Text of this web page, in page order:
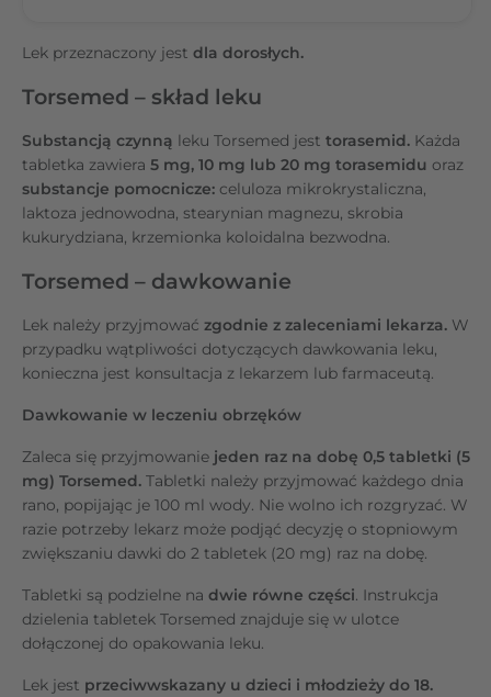
Lek przeznaczony jest dla dorosłych.
Torsemed – skład leku
Substancją czynną leku Torsemed jest torasemid. Każda
tabletka zawiera 5 mg, 10 mg lub 20 mg torasemidu oraz
substancje pomocnicze: celuloza mikrokrystaliczna,
laktoza jednowodna, stearynian magnezu, skrobia
kukurydziana, krzemionka koloidalna bezwodna.
Torsemed – dawkowanie
Lek należy przyjmować zgodnie z zaleceniami lekarza. W
przypadku wątpliwości dotyczących dawkowania leku,
konieczna jest konsultacja z lekarzem lub farmaceutą.
Dawkowanie w leczeniu obrzęków
Zaleca się przyjmowanie jeden raz na dobę 0,5 tabletki (5
mg) Torsemed. Tabletki należy przyjmować każdego dnia
rano, popijając je 100 ml wody. Nie wolno ich rozgryzać. W
razie potrzeby lekarz może podjąć decyzję o stopniowym
zwiększaniu dawki do 2 tabletek (20 mg) raz na dobę.
Tabletki są podzielne na dwie równe części. Instrukcja
dzielenia tabletek Torsemed znajduje się w ulotce
dołączonej do opakowania leku.
Lek jest przeciwwskazany u dzieci i młodzieży do 18.